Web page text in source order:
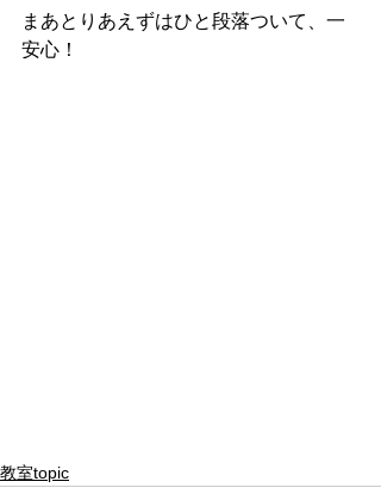
まあとりあえずはひと段落ついて、一
安心！
教室topic